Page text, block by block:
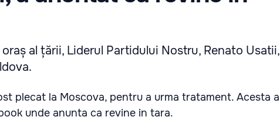
al țării, Liderul Partidului Nostru, Renato Usatii,
plecat la Moscova, pentru a urma tratament. Acesta a
unde anunta ca revine in tara.